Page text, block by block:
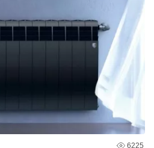
6225